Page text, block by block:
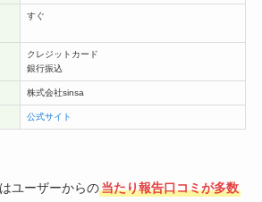
すぐ
クレジットカード
銀行振込
株式会社sinsa
公式サイト
ユーザーからの当たり報告口コミが多数